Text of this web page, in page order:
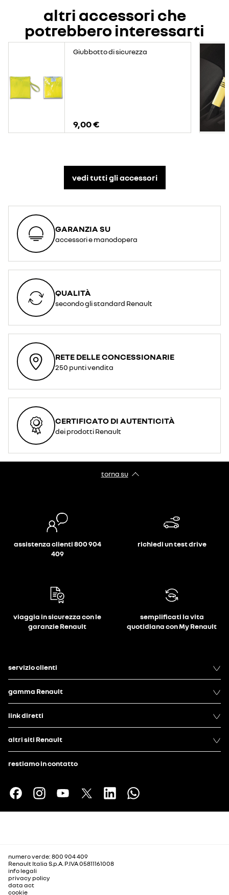
altri accessori che
potrebbero interessarti
Giubbotto di sicurezza
9,00 €
vedi tutti gli accessori​
GARANZIA SU
accessori e manodopera
QUALITÀ
secondo gli standard Renault
RETE DELLE CONCESSIONARIE
250 punti vendita
CERTIFICATO DI AUTENTICITÀ
dei prodotti Renault
torna su
assistenza clienti 800 904
409
richiedi un test drive
viaggia in sicurezza con le
garanzie Renault
semplificati la vita
quotidiana con My Renault
servizio clienti
gamma Renault
link diretti
altri siti Renault
restiamo in contatto
numero verde: 800 904 409
Renault Italia S.p.A. P.IVA 05811161008
info legali
privacy policy
data act
cookie